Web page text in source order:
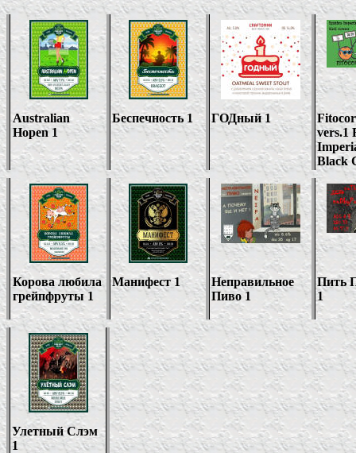
Australian
Hopen1
Беспечность1 ГОДный1
vers.1
Black
Корова любила
грейпфруты1
Манифест1
Неправильное
Пиво1
Пить
1
Улетный Слэм
1